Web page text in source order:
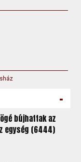
-
bújhattak az
egység (6444)